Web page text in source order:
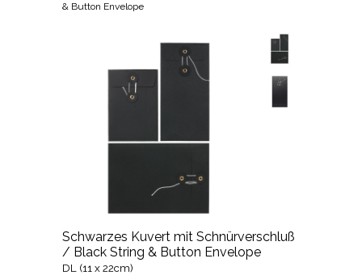
& Button Envelope
Schwarzes Kuvert mit Schnürverschluß
/ Black String & Button Envelope
DL (11 x 22cm)